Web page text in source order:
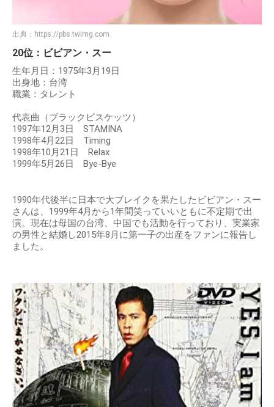
出典： https://pbs.twimg.com
20位：ビビアン・スー
生年月日：1975年3月19日
出身地：台湾
職業：タレント
代表曲（ブラックビスケッツ）
1997年12月3日 STAMINA
1998年4月22日 Timing
1998年10月21日 Relax
1999年5月26日 Bye-Bye
1990年代後半に日本で大ブレイクを果たしたビビアン・スー
さんは、1999年4月から1年間笑っていいともに不定期で出
演。現在は母国の台湾、中国でも活動を行っており、実業家
の男性と結婚し2015年8月に第一子の出産をファンに報告し
ました。